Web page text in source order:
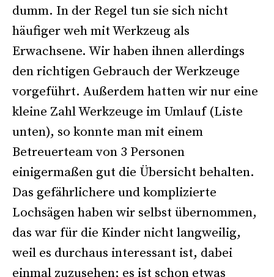
dumm. In der Regel tun sie sich nicht
häufiger weh mit Werkzeug als
Erwachsene. Wir haben ihnen allerdings
den richtigen Gebrauch der Werkzeuge
vorgeführt. Außerdem hatten wir nur eine
kleine Zahl Werkzeuge im Umlauf (Liste
unten), so konnte man mit einem
Betreuerteam von 3 Personen
einigermaßen gut die Übersicht behalten.
Das gefährlichere und komplizierte
Lochsägen haben wir selbst übernommen,
das war für die Kinder nicht langweilig,
weil es durchaus interessant ist, dabei
einmal zuzusehen; es ist schon etwas